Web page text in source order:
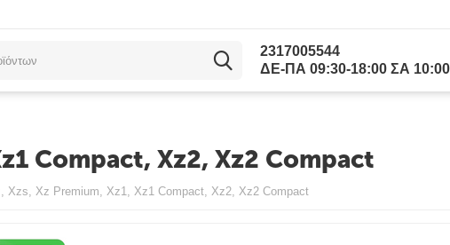
2317005544
ΔΕ-ΠΑ 09:30-18:00 ΣΑ
Compact, Xz2, Xz2 Compact
Xzs, Xz Premium, Xz1, Xz1 Compact, Xz2, Xz2 Compact